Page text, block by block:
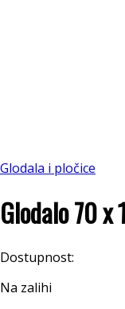
Glodala i pločice
Glodalo 70 x
Dostupnost:
Na zalihi